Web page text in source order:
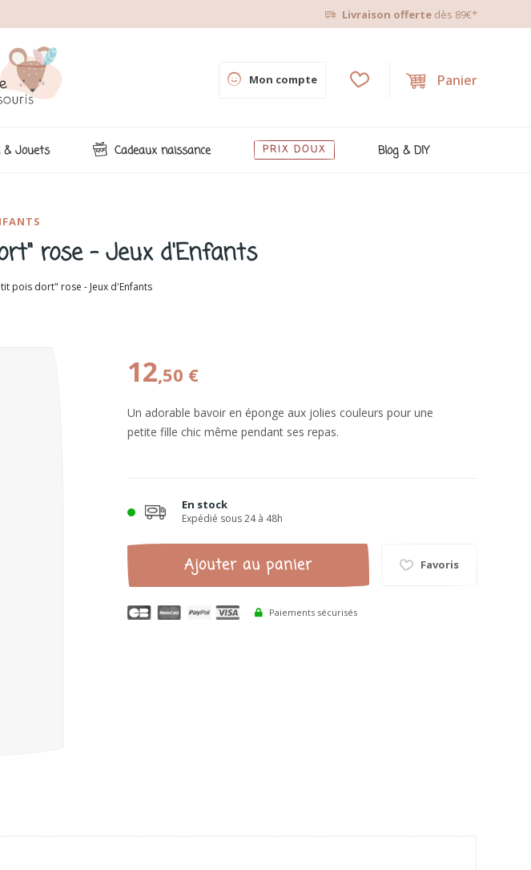
Livraison offerte dès 89€*
Panier
Mon compte
& Jouets Cadeaux naissance PRIX DOUX Blog & DIY
rose - Jeux d'Enfants
pois dort" rose - Jeux d'Enfants
12,50 €
Un adorable bavoir en éponge aux jolies couleurs pour une
petite fille chic même pendant ses repas.
En stock
Expédié sous 24 à 48h
Ajouter au panier Favoris
Paiements sécurisés